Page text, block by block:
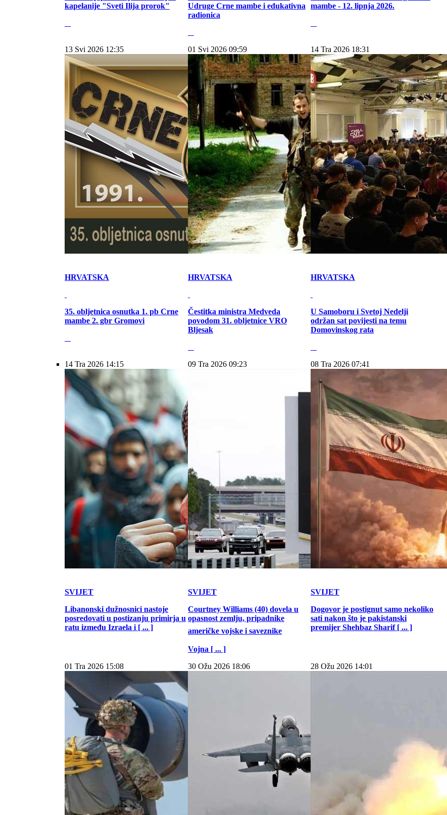
kapelanije "Sveti Ilija prorok"
Udruge Crne mambe i edukativna
radionica
mambe - 12. lipnja 2026.
13 Svi 2026 12:35
HRVATSKA
35. obljetnica osnutka 1. pb Crne
mambe 2. gbr Gromovi
01 Svi 2026 09:59
HRVATSKA
Čestitka ministra Medveda
povodom 31. obljetnice VRO
Bljesak
14 Tra 2026 18:31
HRVATSKA
U Samoboru i Svetoj Nedelji
održan sat povijesti na temu
Domovinskog rata
14 Tra 2026 14:15
SVIJET
Libanonski dužnosnici nastoje
posredovati u postizanju primirja u
ratu između Izraela i [ ... ]
09 Tra 2026 09:23
SVIJET
Courtney Williams (40) dovela u
opasnost zemlju, pripadnike
američke vojske i saveznike
Vojna [ ... ]
08 Tra 2026 07:41
SVIJET
Dogovor je postignut samo nekoliko
sati nakon što je pakistanski
premijer Shehbaz Sharif [ ... ]
01 Tra 2026 15:08 30 Ožu 2026 18:06 28 Ožu 2026 14:01